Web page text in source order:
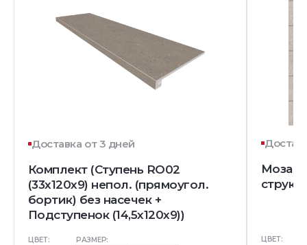
Доставка от 3 дней
Комплект (Ступень RO02
(33x120x9) непол. (прямоугол.
бортик) без насечек +
Подступенок (14,5x120x9))
ЦВЕТ: РАЗМЕР: ЦВЕТ: